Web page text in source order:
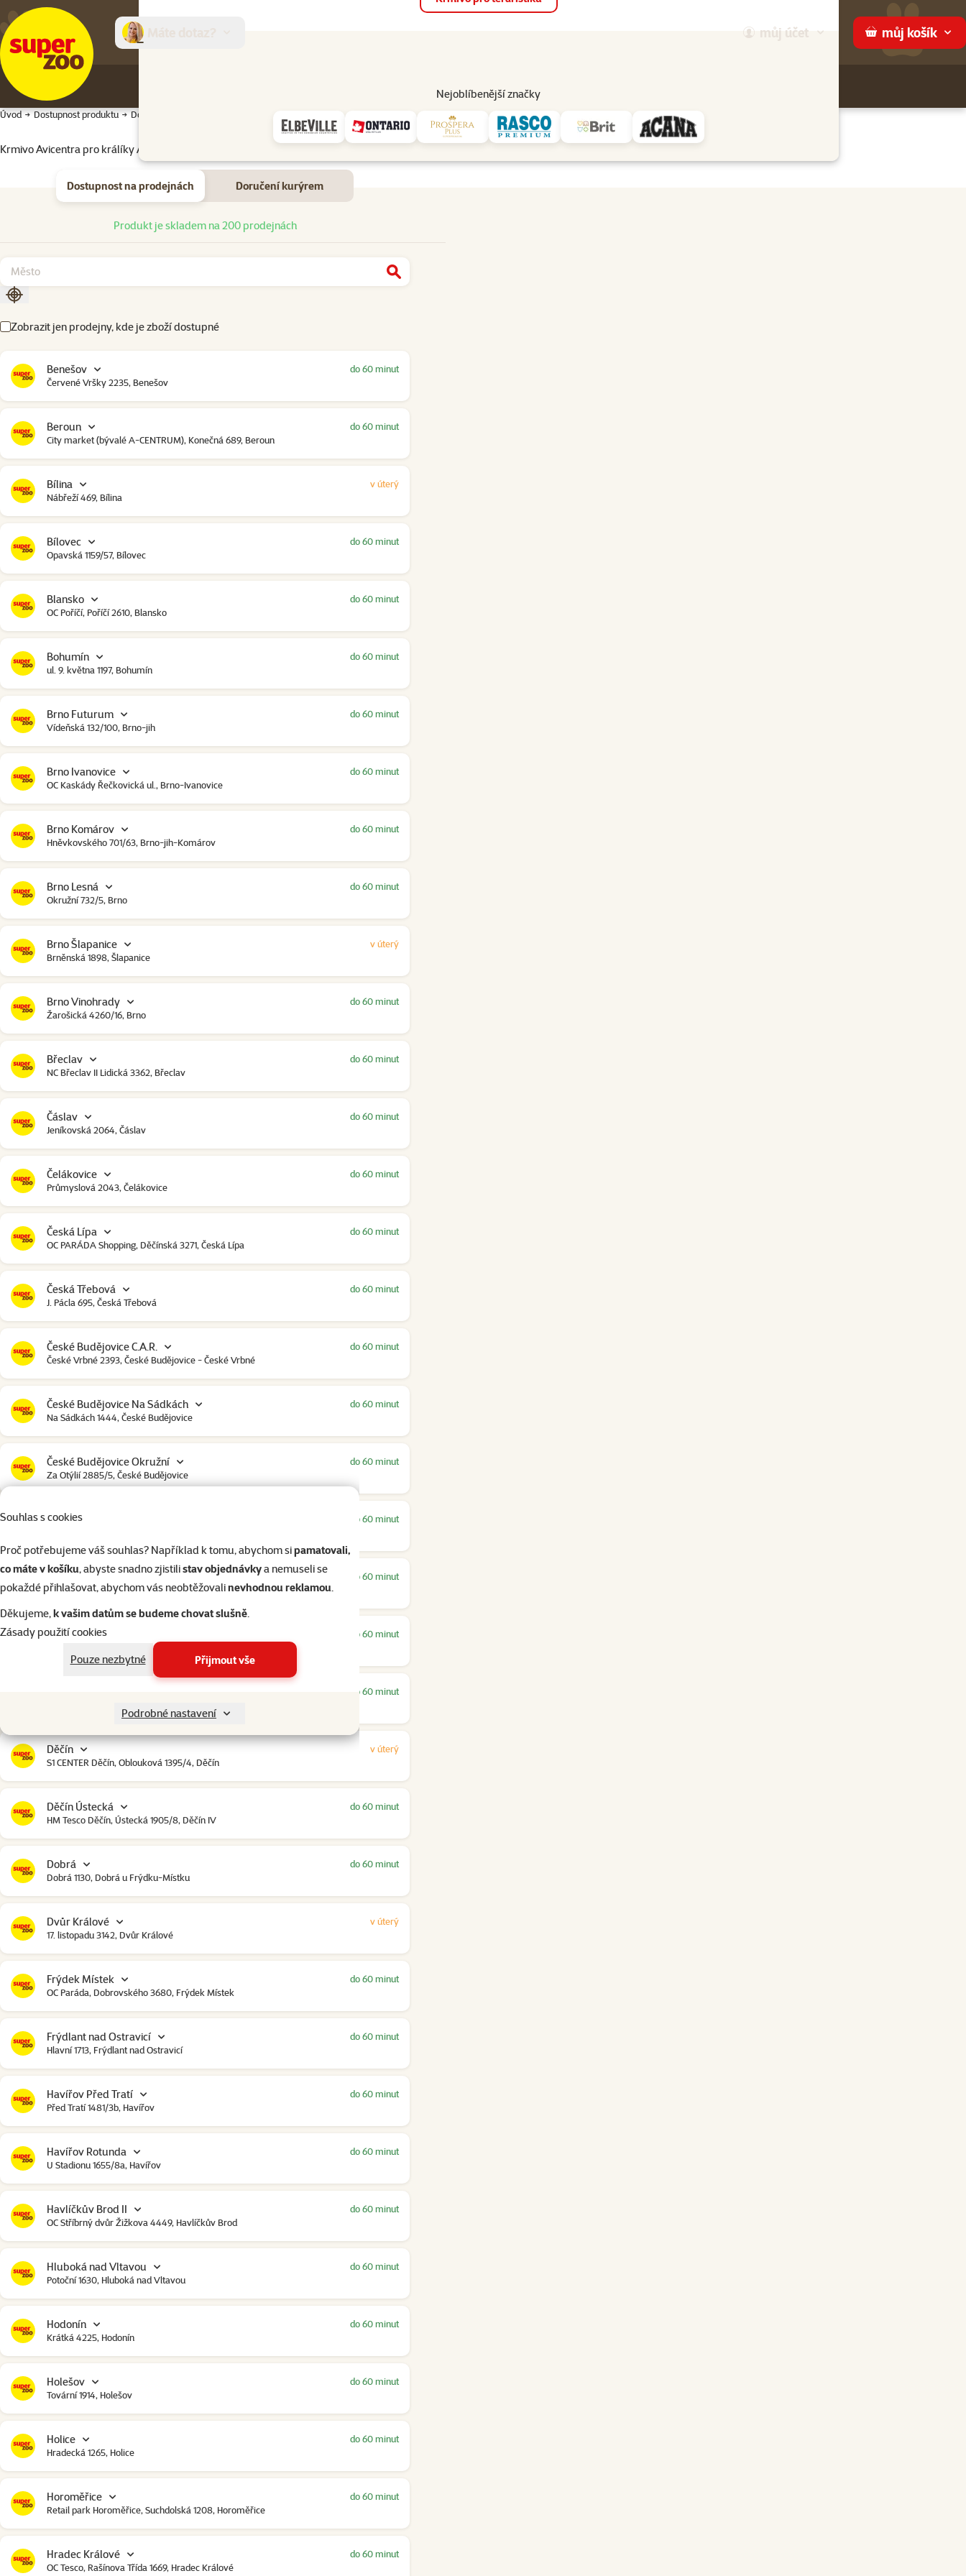
Souhlas s cookies
Proč potřebujeme váš souhlas? Například k tomu, abychom sipamatovali,
co máte v košíku, abyste snadno zjistilistav objednávkya nemuseli se
pokaždé přihlašovat, abychom vás neobtěžovalinevhodnou reklamou.
Děkujeme,k vašim datům se budeme chovat slušně.
Zásady použití cookies
Pouze nezbytné
Přijmout vše
Podrobné nastavení
můj účet můj košík
Nejoblíbenější značky
Prodejny Služby
Úvod Dostupnost produktu Dostupnost produktu
Dostupnost a doručení
Krmivo Avicentra pro králíky Adult Complete+ 700 g
Dostupnost na prodejnách Doručení kurýrem
Dostupnost na prodejnáchProdukt je skladem na 200 prodejnách
Najít
Seřadit podle aktuální polohy
Zobrazit jen prodejny, kde je zboží dostupné
Benešov
Červené Vršky 2235, Benešov
do 60 minut
Beroun
City market (bývalé A-CENTRUM), Konečná 689, Beroun
do 60 minut
Bílina
Nábřeží 469, Bílina
v úterý
Bílovec
Opavská 1159/57, Bílovec
do 60 minut
Blansko
OC Poříčí, Poříčí 2610, Blansko
do 60 minut
Bohumín
ul. 9. května 1197, Bohumín
do 60 minut
Brno Futurum
Vídeňská 132/100, Brno-jih
do 60 minut
Brno Ivanovice
OC Kaskády Řečkovická ul., Brno-Ivanovice
do 60 minut
Brno Komárov
Hněvkovského 701/63, Brno-jih-Komárov
do 60 minut
Brno Lesná
Okružní 732/5, Brno
do 60 minut
Brno Šlapanice
Brněnská 1898, Šlapanice
v úterý
Brno Vinohrady
Žarošická 4260/16, Brno
do 60 minut
Břeclav
NC Břeclav II Lidická 3362, Břeclav
do 60 minut
Čáslav
Jeníkovská 2064, Čáslav
do 60 minut
Čelákovice
Průmyslová 2043, Čelákovice
do 60 minut
Česká Lípa
OC PARÁDA Shopping, Děčínská 3271, Česká Lípa
do 60 minut
Česká Třebová
J. Pácla 695, Česká Třebová
do 60 minut
České Budějovice C.A.R.
České Vrbné 2393, České Budějovice - České Vrbné
do 60 minut
České Budějovice Na Sádkách
Na Sádkách 1444, České Budějovice
do 60 minut
České Budějovice Okružní
Za Otýlií 2885/5, České Budějovice
do 60 minut
České Budějovice Strakonická do 60 minut
Český Krumlov
Urbinská 238, Český Krumlov
do 60 minut
Čestlice
Čestlice komerční zóna, U Makra 123, Čestlice
do 60 minut
do 60 minut
Děčín
S1 CENTER Děčín, Oblouková 1395/4, Děčín
v úterý
Děčín Ústecká
HM Tesco Děčín, Ústecká 1905/8, Děčín IV
do 60 minut
Dobrá
Dobrá 1130, Dobrá u Frýdku-Místku
do 60 minut
Dvůr Králové
17. listopadu 3142, Dvůr Králové
v úterý
Frýdek Místek
OC Paráda, Dobrovského 3680, Frýdek Místek
do 60 minut
Frýdlant nad Ostravicí
Hlavní 1713, Frýdlant nad Ostravicí
do 60 minut
Havířov Před Tratí
Před Tratí 1481/3b, Havířov
do 60 minut
Havířov Rotunda
U Stadionu 1655/8a, Havířov
do 60 minut
Havlíčkův Brod II
OC Stříbrný dvůr Žižkova 4449, Havlíčkův Brod
do 60 minut
Hluboká nad Vltavou
Potoční 1630, Hluboká nad Vltavou
do 60 minut
Hodonín
Krátká 4225, Hodonín
do 60 minut
Holešov
Tovární 1914, Holešov
do 60 minut
Holice
Hradecká 1265, Holice
do 60 minut
Horoměřice
Retail park Horoměřice, Suchdolská 1208, Horoměřice
do 60 minut
Hradec Králové
OC Tesco, Rašínova Třída 1669, Hradec Králové
do 60 minut